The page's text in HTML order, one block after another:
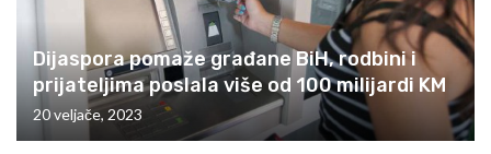
Dijaspora pomaže građane BiH, rodbini i
prijateljima poslala više od 100 milijardi KM
20 veljače, 2023